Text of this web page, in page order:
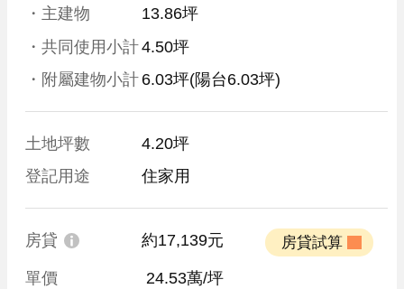
・主建物
13.86坪
・共同使用小計4.50坪
・附屬建物小計 6.03坪(陽台6.03坪)
土地坪數
4.20坪
登記用途
住家用
房貸 約17,139元
單價 24.53萬/坪